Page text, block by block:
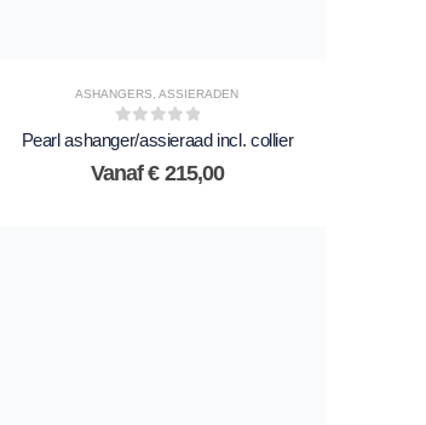
ASHANGERS ,ASSIERADEN
0out of 5
Pearl ashanger/assieraad incl. collier
Vanaf€215,00